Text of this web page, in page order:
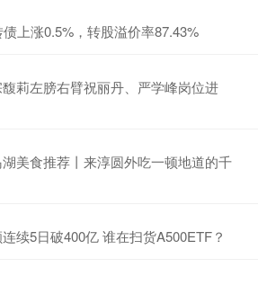
上涨0.5%，转股溢价率87.43%
莉左膀右臂祝丽丹、严学峰岗位进
美食推荐丨来淳圆外吃一顿地道的千
续5日破400亿 谁在扫货A500ETF？